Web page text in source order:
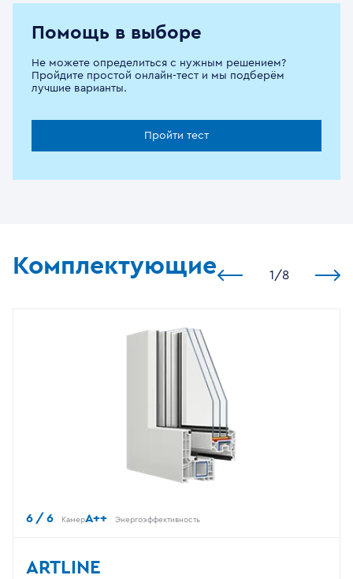
Помощь в выборе
Не можете определиться с нужным решением?
Пройдите простой онлайн-тест и мы подберём
лучшие варианты.
Пройти тест
Комплектующие 1 /8
6 / 6 КамерA++ Энергоэффективность
ARTLINE